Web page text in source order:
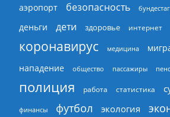
аэропорт безопасность бундестаг
деньги дети здоровье интернет
коронавирус медицина
нападение
общество пассажиры
полиция работа статистика
финансы футбол экология